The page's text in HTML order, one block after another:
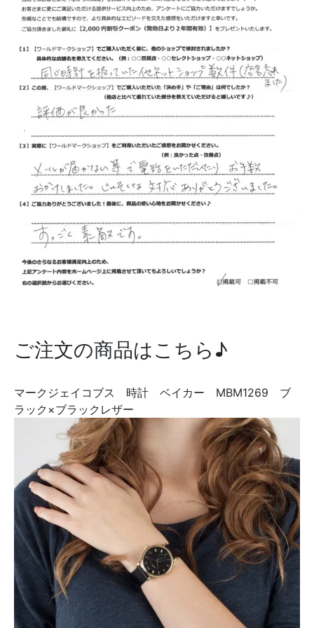
ご注文の商品はこちら♪
マークジェイコブス 時計 ベイカー MBM1269 ブ
ラック×ブラックレザー